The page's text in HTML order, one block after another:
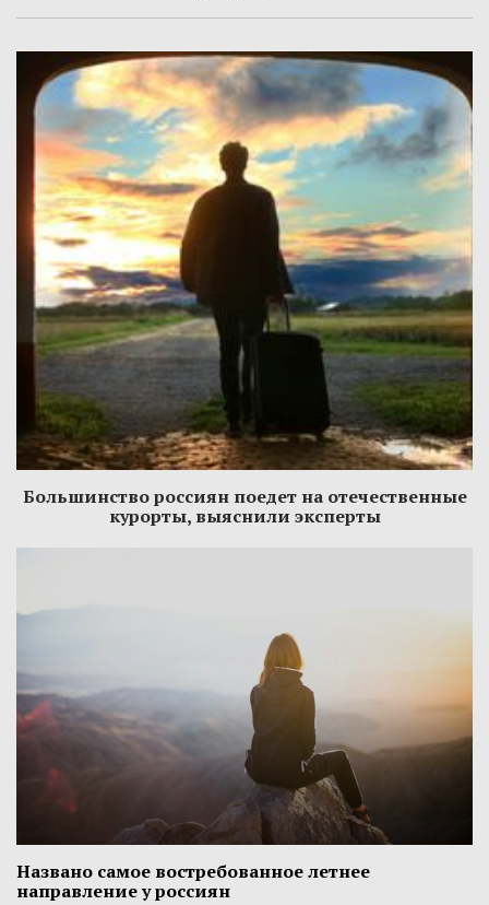
Большинство россиян поедет на отечественные
курорты, выяснили эксперты
Названо самое востребованное летнее
направление у россиян